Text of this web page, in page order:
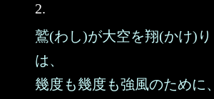
2.
鷲(わし)が大空を翔(かけ)
は、
幾度も幾度も強風のために、